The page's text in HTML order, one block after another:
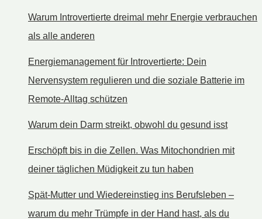
Warum Introvertierte dreimal mehr Energie verbrauchen
als alle anderen
Energiemanagement für Introvertierte: Dein
Nervensystem regulieren und die soziale Batterie im
Remote-Alltag schützen
Warum dein Darm streikt, obwohl du gesund isst
Erschöpft bis in die Zellen. Was Mitochondrien mit
deiner täglichen Müdigkeit zu tun haben
Spät-Mutter und Wiedereinstieg ins Berufsleben –
warum du mehr Trümpfe in der Hand hast, als du